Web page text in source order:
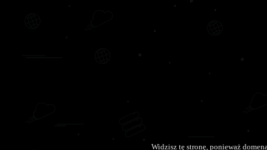
Widzisz tę stronę, ponieważ